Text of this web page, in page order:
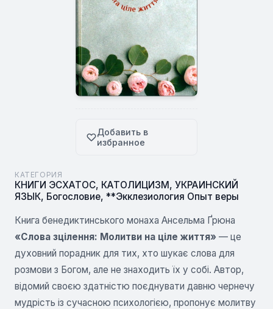
Добавить в
избранное
КАТЕГОРИЯ
КНИГИ ЭСХАТОС, КАТОЛИЦИЗМ, УКРАИНСКИЙ
ЯЗЫК, Богословие, **Экклезиология Опыт веры
Книга бенедиктинського монаха Ансельма Ґрюна
«Слова зцілення: Молитви на ціле життя» — це
духовний порадник для тих, хто шукає слова для
розмови з Богом, але не знаходить їх у собі. Автор,
відомий своєю здатністю поєднувати давню чернечу
мудрість із сучасною психологією, пропонує молитву